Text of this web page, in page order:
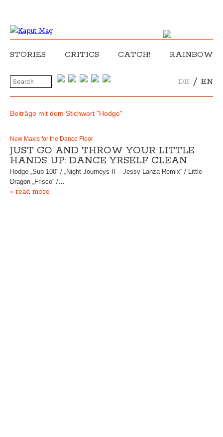
STORIES CRITICS CATCH! RAINBOW
DE / EN
Beiträge mit dem Stichwort "Hodge"
New Maxis for the Dance Floor
JUST GO AND THROW YOUR LITTLE
HANDS UP: DANCE YRSELF CLEAN
Hodge „Sub 100“ / „Night Journeys II – Jessy Lanza Remix“ / Little
Dragon „Frisco“ /…
» read more